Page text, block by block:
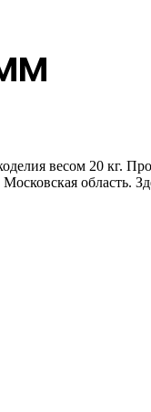
весом 20 кг.
область.